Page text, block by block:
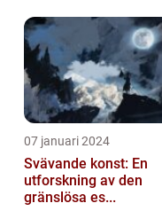
07 januari 2024
Svävande konst: En
utforskning av den
gränslösa es...